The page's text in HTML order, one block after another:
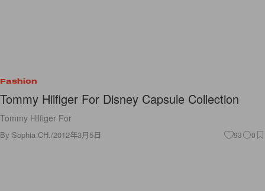
Fashion
Tommy Hilfiger For Disney Capsule Collection
Tommy Hilfiger For
By Sophia CH./2012年3月5日 93 0